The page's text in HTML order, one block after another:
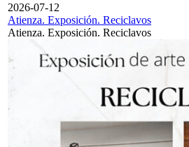
2026-07-12
Atienza. Exposición. Reciclavos
Atienza. Exposición. Reciclavos